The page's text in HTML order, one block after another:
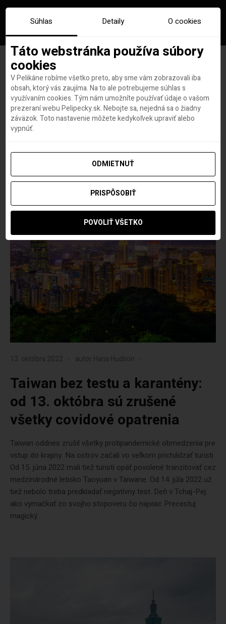
Značka:letisko taiwan
13. októbra 2022 autor Hana Hudson
Taiwan bez testu a karantény:
od 13. októbra sú zrušené
všetky covidové opatrenia
Taiwan oddnes zrušil všetky protipandemické obmedzenia pre
vstup do krajiny. Na ostrov začali vo veľkom prichádzať turisti.
Od 15. júna 2022 mali tiež turisti opäť povolené tranzitovať cez
medzinárodné letisko Taoyuan v Taiwane. Od 14. júla 2022 už
tiež nebolo treba predkladať negatívny test. Deň v Tchaj-Pej:
ako vymačkať zo svojho stopoveru čo najviac Precestuj
magický...
Súhlas Detaily O cookies
Táto webstránka používa súbory
cookies
V Pelikáne robíme všetko preto, aby sme vám zobrazovali iba
obsah, ktorý vás zaujíma. Na to ale potrebujeme súhlas s
využívaním cookies. Tým nám umožníte používať údaje o vašom
prezeraní webu Pelipecky.sk. Nebojte sa, nejedná sa o žiadny
záväzok. Toto nastavenie môžete kedykoľvek upraviť alebo
vypnúť.
ODMIETNUŤ
PRISPÔSOBIŤ
POVOLIŤ VŠETKO